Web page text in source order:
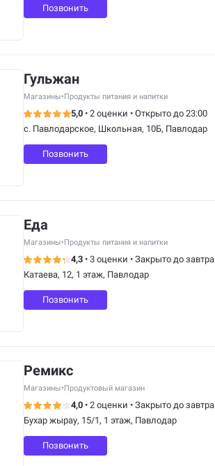
Позвонить
Гульжан
Магазины•Продукты питания и напитки
5,0 • 2 оценки • Открыто до 23:00
с. Павлодарское, Школьная, 10Б, Павлодар
Позвонить
Еда
Магазины•Продукты питания и напитки
4,3 • 3 оценки • Закрыто до завтра
Катаева, 12, 1 этаж, Павлодар
Позвонить
Ремикс
Магазины•Продуктовый магазин
4,0 • 2 оценки • Закрыто до завтра
Бухар жырау, 15/1, 1 этаж, Павлодар
Позвонить